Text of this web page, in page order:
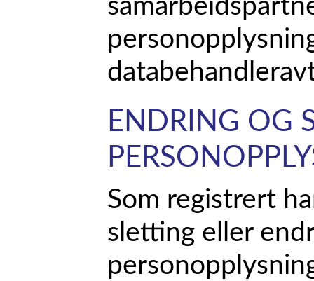
ENDRING OG
Som registrert
sletting eller